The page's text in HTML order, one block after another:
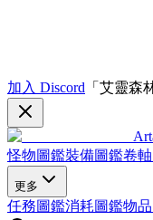
加入 Discord 「艾靈
怪物圖鑑裝備圖鑑卷
更多
任務圖鑑消耗圖鑑物